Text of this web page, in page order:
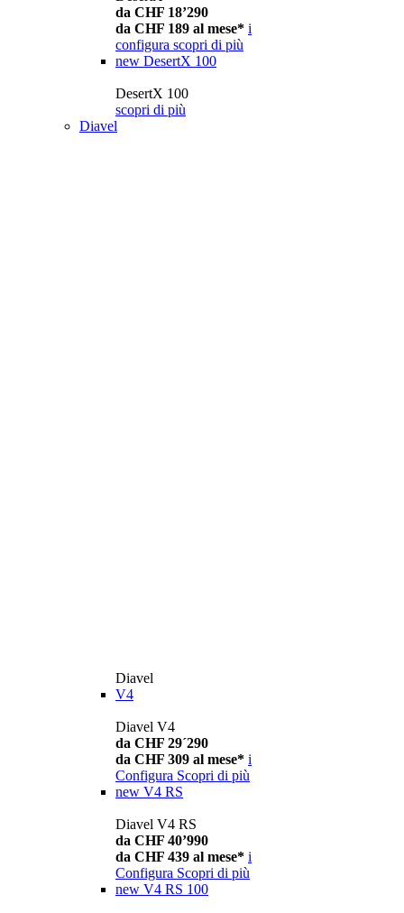
da CHF 18’290
da CHF 189 al mese* i
configura scopri di più
new DesertX 100
DesertX 100
scopri di più
Diavel
Diavel
V4
Diavel V4
da CHF 29´290
da CHF 309 al mese* i
Configura Scopri di più
new V4 RS
Diavel V4 RS
da CHF 40’990
da CHF 439 al mese* i
Configura Scopri di più
new V4 RS 100